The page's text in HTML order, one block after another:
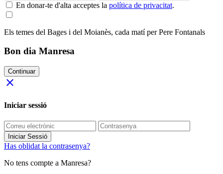
En donar-te d'alta acceptes la política de privacitat.
Els temes del Bages i del Moianès, cada matí per Pere Fontanals
Bon dia Manresa
Continuar
close
Iniciar sessió
Iniciar Sessió
Has oblidat la contrasenya?
No tens compte a Manresa?